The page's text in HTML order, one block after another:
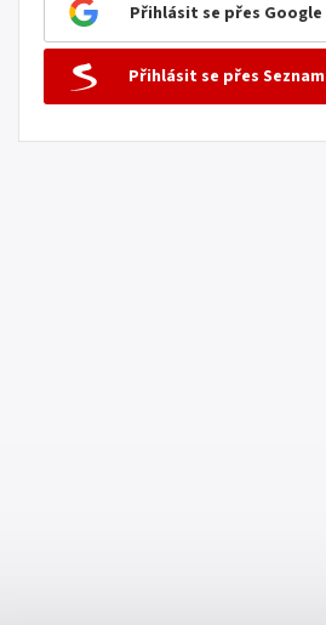
Přihlásit se přes Google
Přihlásit se přes Seznam